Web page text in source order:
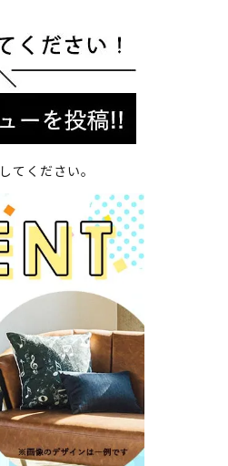
してください。